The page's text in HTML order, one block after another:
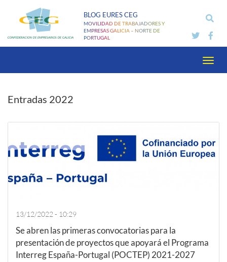
contenido
BLOG EURES CEG
MOVILIDAD DE TRABAJADORES Y
EMPRESAS GALICIA – NORTE DE
PORTUGAL
Entradas 2022
13/12/2022 - 10:29
Se abren las primeras convocatorias para la
presentación de proyectos que apoyará el Programa
Interreg España-Portugal (POCTEP) 2021-2027